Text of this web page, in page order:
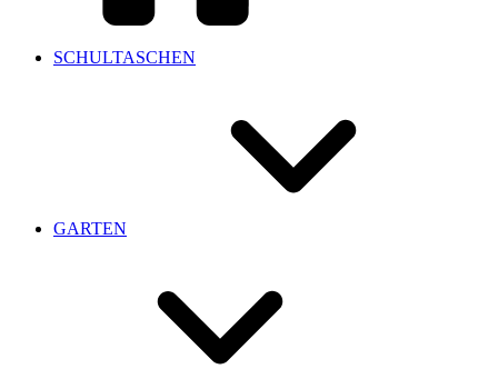
SCHULTASCHEN
GARTEN